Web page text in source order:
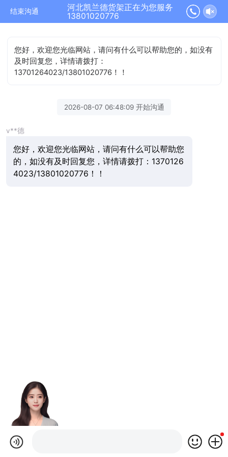
结束沟通
河北凯兰德货架正在为您服务
13801020776
您好，欢迎您光临网站，请问有什么可以帮助您的，如没有
及时回复您，详情请拨打：
13701264023/13801020776！！
2026-08-07 06:48:09 开始沟通
v**德
您好，欢迎您光临网站，请问有什么可以帮助您
的，如没有及时回复您，详情请拨打：1370126
4023/13801020776！！